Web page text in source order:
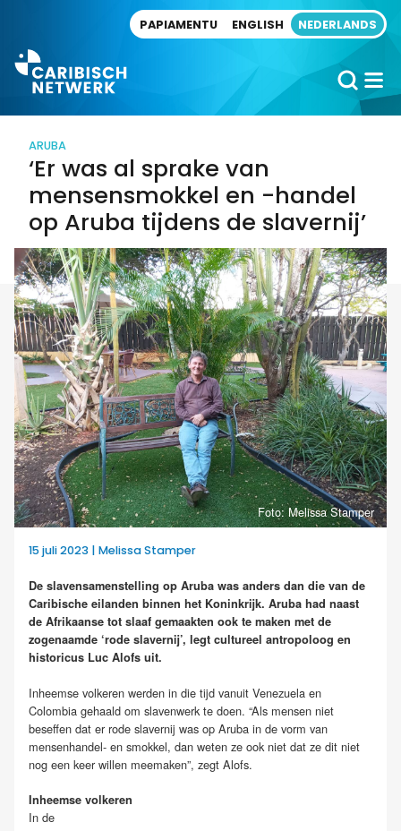
PAPIAMENTU ENGLISH NEDERLANDS
ARUBA
‘Er was al sprake van
mensensmokkel en -handel
op Aruba tijdens de slavernij’
Foto: Melissa Stamper
15 juli 2023 | Melissa Stamper
De slavensamenstelling op Aruba was anders dan die van de
Caribische eilanden binnen het Koninkrijk. Aruba had naast
de Afrikaanse tot slaaf gemaakten ook te maken met de
zogenaamde ‘rode slavernij’, legt cultureel antropoloog en
historicus Luc Alofs uit.
Inheemse volkeren werden in die tijd vanuit Venezuela en
Colombia gehaald om slavenwerk te doen. “Als mensen niet
beseffen dat er rode slavernij was op Aruba in de vorm van
mensenhandel- en smokkel, dan weten ze ook niet dat ze dit niet
nog een keer willen meemaken”, zegt Alofs.
Inheemse volkeren
In de